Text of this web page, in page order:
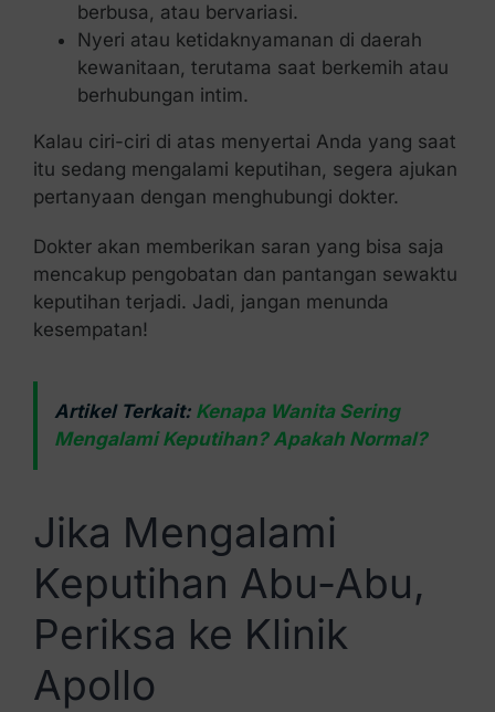
berbusa, atau bervariasi.
Nyeri atau ketidaknyamanan di daerah
kewanitaan, terutama saat berkemih atau
berhubungan intim.
Kalau ciri-ciri di atas menyertai Anda yang saat
itu sedang mengalami keputihan, segera ajukan
pertanyaan dengan menghubungi dokter.
Dokter akan memberikan saran yang bisa saja
mencakup pengobatan dan pantangan sewaktu
keputihan terjadi. Jadi, jangan menunda
kesempatan!
Artikel Terkait: Kenapa Wanita Sering
Mengalami Keputihan? Apakah Normal?
Jika Mengalami
Keputihan Abu-Abu,
Periksa ke Klinik
Apollo